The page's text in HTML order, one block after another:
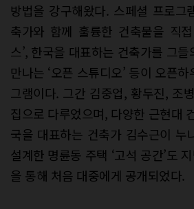
방법을 강구해왔다. 스페셜 프로그
축가와 함께 훌륭한 건축물을 직
스’, 한국을 대표하는 건축가를 그
만나는 ‘오픈 스튜디오’ 등이 오픈
그램이다. 그간 김중업, 황두진, 조
집으로 다루었으며, 다양한 근현대
국을 대표하는 건축가 김수근이 누
설계한 명륜동 주택 ‘고석 공간’도
을 통해 처음 대중에게 공개되었다.